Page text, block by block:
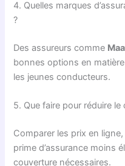
4. Quelles marques
?
Des assureurs comme
bonnes options en
les jeunes conducteurs.
5. Que faire pour réduire
Comparer les prix en
prime d’assurance moins
couverture nécessaires.